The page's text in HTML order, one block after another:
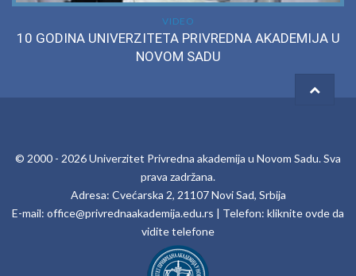
VIDEO
10 GODINA UNIVERZITETA PRIVREDNA AKADEMIJA U
NOVOM SADU
© 2000 - 2026Univerzitet Privredna akademija u Novom Sadu. Sva
prava zadržana.
Adresa: Cvećarska 2, 21107 Novi Sad, Srbija
E-mail: office@privrednaakademija.edu.rs | Telefon: kliknite ovde da
vidite telefone